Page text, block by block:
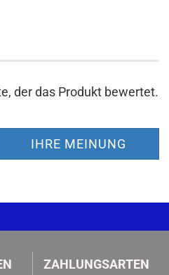
der das Produkt bewertet.
IHRE MEINUNG
ZAHLUNGSARTEN